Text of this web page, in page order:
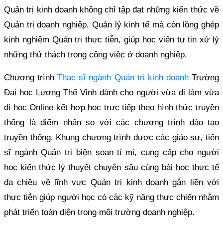
Quản trị kinh doanh không chỉ tập đạt những kiến thức về
Quản trị doanh nghiệp, Quản lý kinh tế mà còn lồng ghép
kinh nghiệm Quản trị thực tiễn, giúp học viên tự tin xử lý
những thử thách trong công việc ở doanh nghiệp.
Chương trìnhThạc sĩ ngành Quản trị kinh doanhTrường
Đại học Lương Thế Vinh dành cho người vừa đi làm vừa
đi học Online kết hợp học trực tiếp theo hình thức truyền
thống là điểm nhấn so với các chương trình đào tạo
truyền thống. Khung chương trình được các giáo sư, tiến
sĩ ngành Quản trị biên soạn tỉ mỉ, cung cấp cho người
học kiến thức lý thuyết chuyên sâu cùng bài học thực tế
đa chiều về lĩnh vực Quản trị kinh doanh gắn liền với
thực tiễn giúp người học có các kỹ năng thực chiến nhằm
phát triển toàn diện trong môi trường doanh nghiệp.